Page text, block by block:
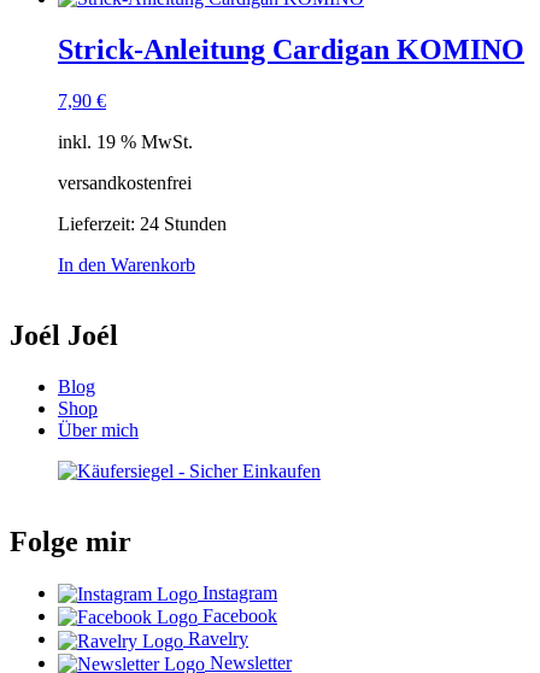
Strick-Anleitung Cardigan KOMINO
7,90 €
inkl. 19 % MwSt.
versandkostenfrei
Lieferzeit: 24 Stunden
In den Warenkorb
Joél Joél
Blog
Shop
Über mich
Folge mir
Instagram
Facebook
Ravelry
Newsletter